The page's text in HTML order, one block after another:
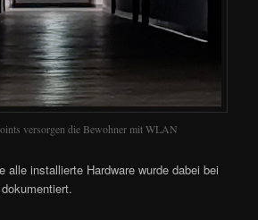
versorgen die Bewohner mit WLAN
alle installierte Hardware wurde dabei bei